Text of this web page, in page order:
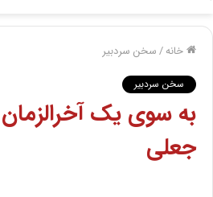
خانه/سخن سردبیر
سخن سردبیر
به سوی یک
جعلی